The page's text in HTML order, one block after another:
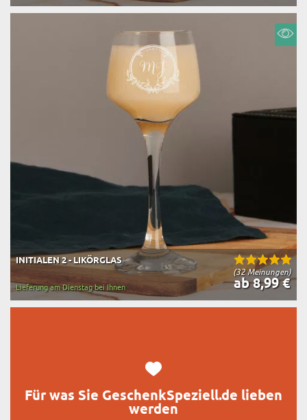
(32 Meinungen)
INITIALEN 2 - LIKÖRGLAS
ab 8,99 €
Lieferung am Dienstag bei Ihnen
Für was Sie GeschenkSpeziell.de lieben
werden